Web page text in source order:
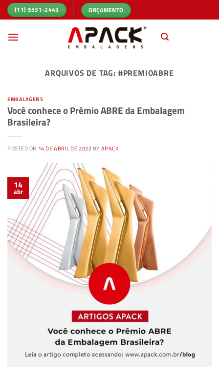
Skip
to
(11) 5531-2443 ORÇAMENTO
ARQUIVOS DE TAG: #PREMIOABRE
EMBALAGENS
Você conhece o Prêmio ABRE da Embalagem
Brasileira?
POSTED ON 14 DE ABRIL DE 2022 BY APACK
14
abr